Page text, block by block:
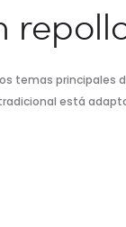
temas principales
está